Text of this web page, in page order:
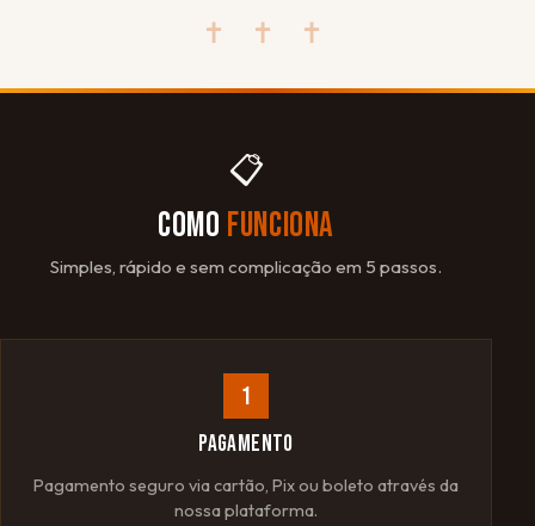
✝ ✝ ✝
📋
COMO FUNCIONA
Simples, rápido e sem complicação em 5 passos.
1
PAGAMENTO
Pagamento seguro via cartão, Pix ou boleto através da
nossa plataforma.